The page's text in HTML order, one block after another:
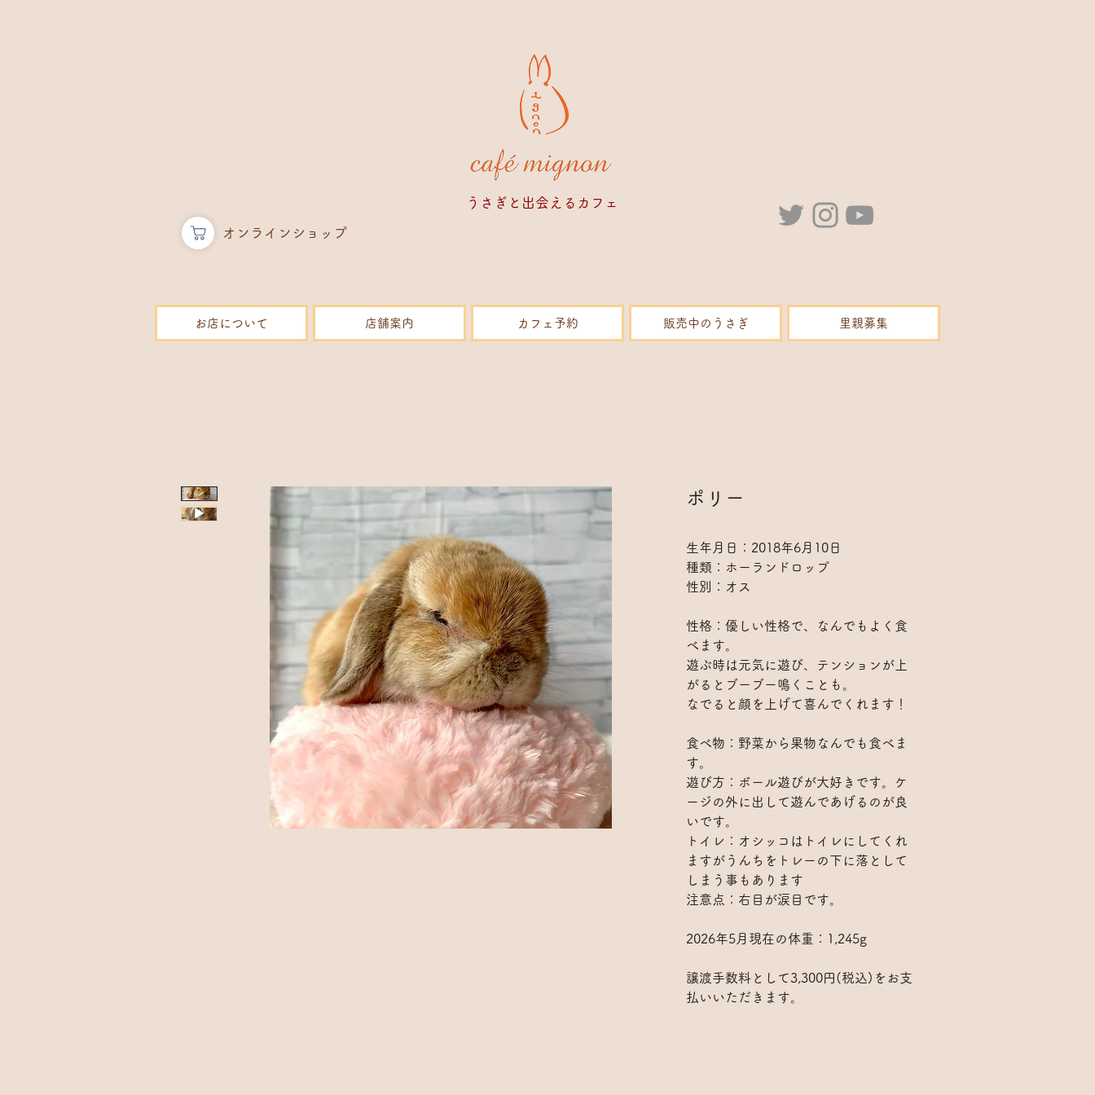
​うさぎと出会えるカフェ
​オンラインショップ
お店について 店舗案内 カフェ予約 販売中のうさぎ 里親募集
ポリー
生年月日：2018年6月10日
種類：ホーランドロップ
性別：オス
性格：優しい性格で、なんでもよく食
べます。
遊ぶ時は元気に遊び、テンションが上
がるとブーブー鳴くことも。
なでると顔を上げて喜んでくれます！
食べ物：野菜から果物なんでも食べま
す。
遊び方：ボール遊びが大好きです。ケ
ージの外に出して遊んであげるのが良
いです。
トイレ：オシッコはトイレにしてくれ
ますがうんちをトレーの下に落として
しまう事もあります
注意点：右目が涙目です。
2026年5月現在の体重：1,245g
譲渡手数料として3,300円(税込)をお支
払いいただきます。